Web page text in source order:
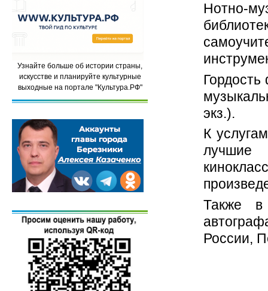
Нотно-
экз.).
К
лучшие
Также
России,
Узнайте больше об истории страны,
искусстве и планируйте культурные
выходные на портале "Культура.РФ"